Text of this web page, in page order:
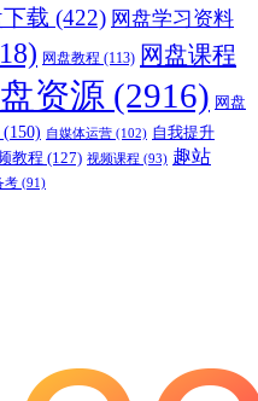
载 (422) 网盘学习资料
网盘教程 (113) 网盘课程
资源 (2916) 网盘
(150) 自媒体运营 (102) 自我提升
教程 (127) 视频课程 (93) 趣站
考 (91)